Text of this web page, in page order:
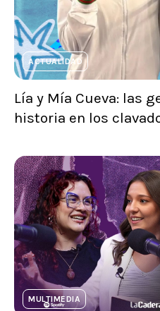
ACTUALIDAD
Lía y Mía Cueva: las
historia en los
MULTIMEDIA